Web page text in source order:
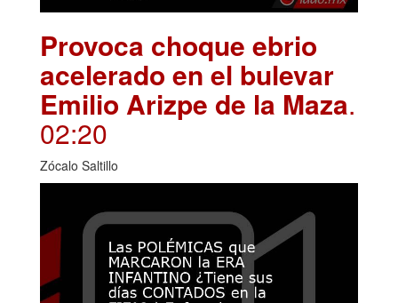
Provoca choque ebrio
acelerado en el bulevar
Emilio Arizpe de la Maza.
02:20
Zócalo Saltillo